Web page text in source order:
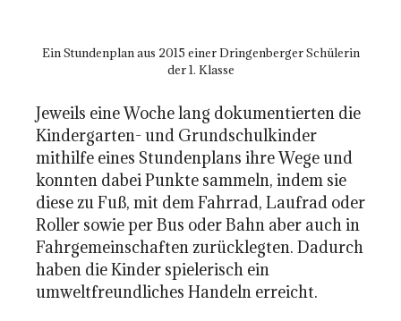
Ein Stundenplan aus 2015 einer Dringenberger Schülerin
der 1. Klasse
Jeweils eine Woche lang dokumentierten die
Kindergarten- und Grundschulkinder
mithilfe eines Stundenplans ihre Wege und
konnten dabei Punkte sammeln, indem sie
diese zu Fuß, mit dem Fahrrad, Laufrad oder
Roller sowie per Bus oder Bahn aber auch in
Fahrgemeinschaften zurücklegten. Dadurch
haben die Kinder spielerisch ein
umweltfreundliches Handeln erreicht.